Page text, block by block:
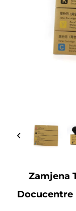
Zamjena
Docucentre